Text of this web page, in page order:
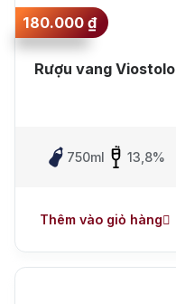
180.000₫
Rượu vang Viostolo
750ml 13,8%
Thêm vào giỏ hàng